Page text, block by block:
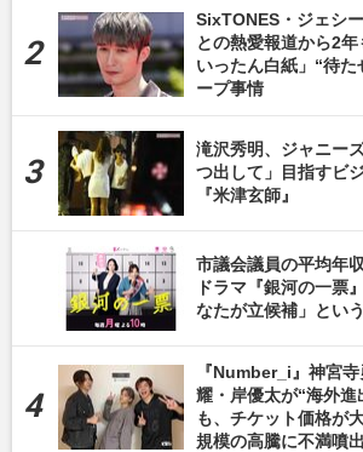
SixTONES・ジェシ
との熱愛報道から2
いったん白紙」“待た
ープ事情
滝沢秀明、ジャニー
つ出して」目指すビ
『米津玄師』
市議会議員の平均年
ドラマ『銀河の一票
なたが立候補」とい
『Number_i』神宮
耀・岸優太が“海外進
も、チケット価格が
規模の高騰に不満噴出